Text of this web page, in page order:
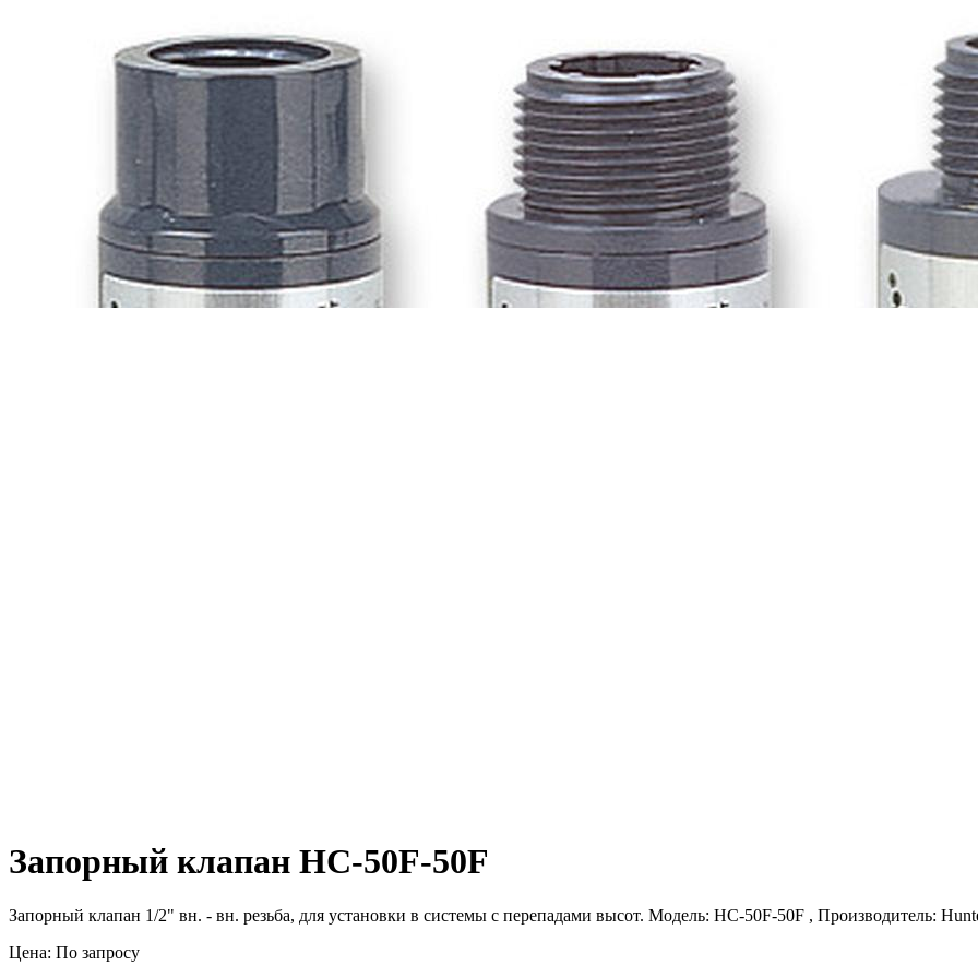
Запорный клапан HC-50F-50F
Запорный клапан 1/2" вн. - вн. резьба, для установки в системы с перепадами высот. Модель: HC-50F-50F , Производитель:
Цена: По запросу